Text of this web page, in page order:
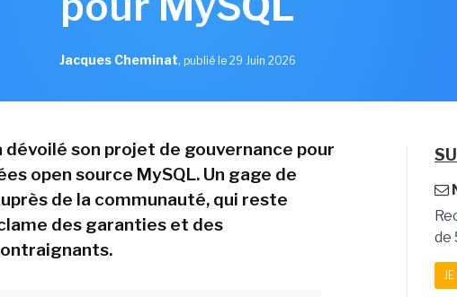
Jacques Cheminat, publié le 29 Juin 2026
dévoilé son projet de gouvernance pour
open source MySQL. Un gage de
de la communauté, qui reste
des garanties et des
de